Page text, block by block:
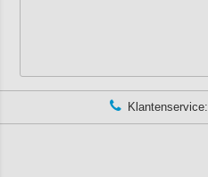
Klantenservice: